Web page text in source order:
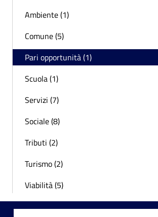
Ambiente (1)
Comune (5)
Pari opportunità (1)
Scuola (1)
Servizi (7)
Sociale (8)
Tributi (2)
Turismo (2)
Viabilità (5)